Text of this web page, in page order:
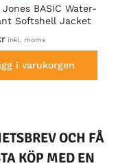
BASIC Water-
Softshell Jacket
inkl. moms
i varukorgen
OCH FÅ
KÖP MED EN